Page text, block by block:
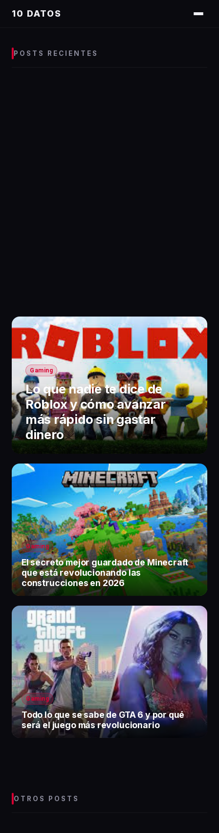
10 DATOS
POSTS RECIENTES
Gaming
Lo que nadie te dice de
Roblox y cómo avanzar
más rápido sin gastar
dinero
Gaming
El secreto mejor guardado de Minecraft
que está revolucionando las
construcciones en 2026
Gaming
Todo lo que se sabe de GTA 6 y por qué
será el juego más revolucionario
OTROS POSTS